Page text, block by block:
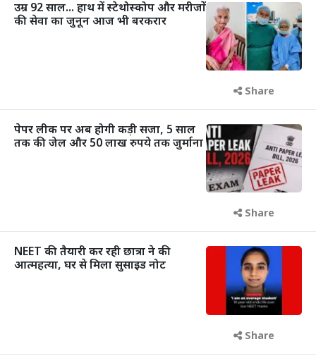
उम्र 92 साल... हाथ में स्टेथोस्कोप और मरीजों
की सेवा का जुनून आज भी बरकरार
Share
पेपर लीक पर अब होगी कड़ी सजा, 5 साल
तक की जेल और 50 लाख रुपये तक जुर्माना
Share
NEET की तैयारी कर रही छात्रा ने की
आत्महत्या, घर से मिला सुसाइड नोट
Share